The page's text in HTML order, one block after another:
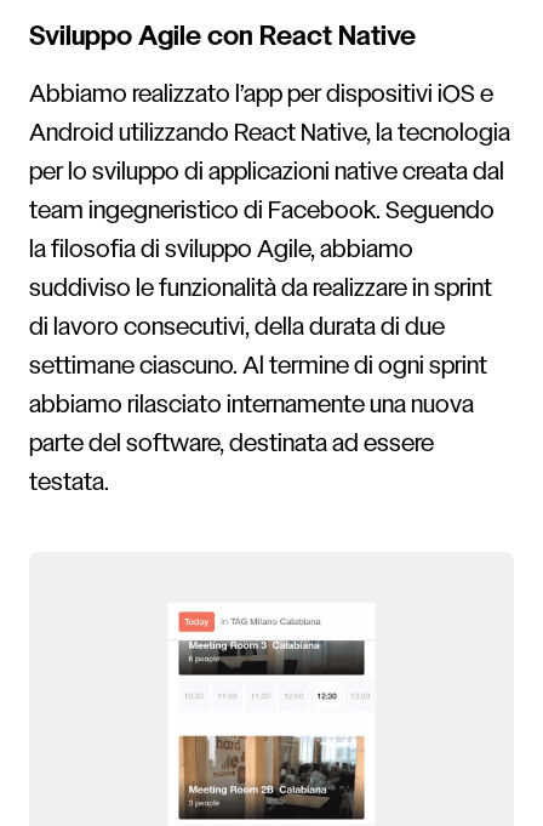
Sviluppo Agile con React Native
Abbiamo realizzato l’app per dispositivi iOS e
Android utilizzando React Native, la tecnologia
per lo sviluppo di applicazioni native creata dal
team ingegneristico di Facebook. Seguendo
la filosofia di sviluppo Agile, abbiamo
suddiviso le funzionalità da realizzare in sprint
di lavoro consecutivi, della durata di due
settimane ciascuno. Al termine di ogni sprint
abbiamo rilasciato internamente una nuova
parte del software, destinata ad essere
testata.